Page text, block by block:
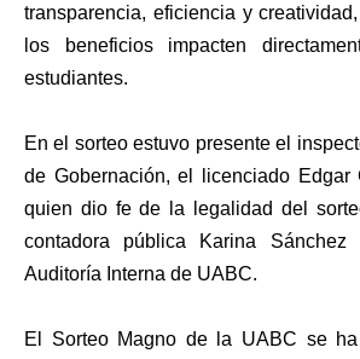
transparencia, eficiencia y
los beneficios impacten
estudiantes.
En el sorteo estuvo presente el
de Gobernación, el licenciado Edgar
quien dio fe de la legalidad del
contadora pública Karina
Auditoría Interna de UABC.
El Sorteo Magno de la UABC se